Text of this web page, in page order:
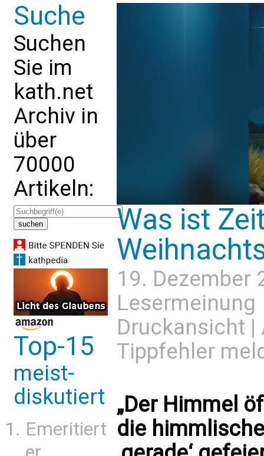
Suche
Suchen
Sie im
kath.net
Archiv in
über
70000
Artikeln:
Top-15
meist-
diskutiert
Emeritiert
Was ist
19. Dezember
Lesermeinung
Druckansicht |
Tippfehler
„Der Himmel
die